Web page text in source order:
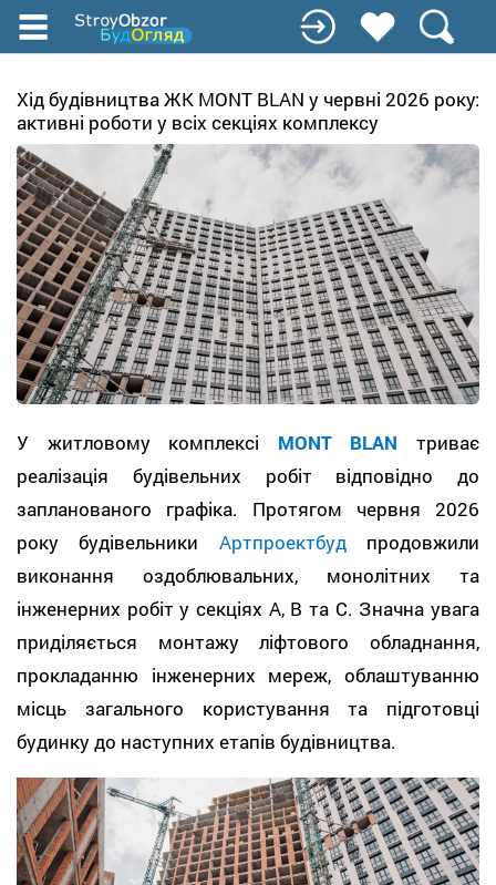
Перейти
до
вмісту
Хід будівництва ЖК MONT BLAN у червні 2026 року:
активні роботи у всіх секціях комплексу
У житловому комплексі MONT BLAN триває
реалізація будівельних робіт відповідно до
запланованого графіка. Протягом червня 2026
року будівельники Артпроектбудпродовжили
виконання оздоблювальних, монолітних та
інженерних робіт у секціях А, В та С. Значна увага
приділяється монтажу ліфтового обладнання,
прокладанню інженерних мереж, облаштуванню
місць загального користування та підготовці
будинку до наступних етапів будівництва.